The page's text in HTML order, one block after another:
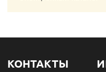
КОНТАКТЫ